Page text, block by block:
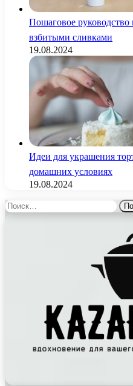
Пошаговое
взбитыми сливками
19.08.2024
Идеи для украшения
домашних условиях
19.08.2024
Найти: